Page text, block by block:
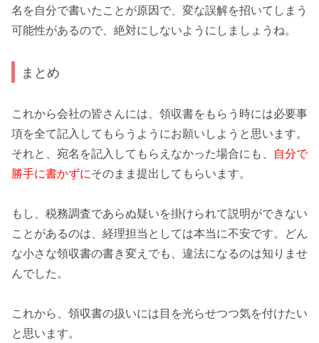
名を自分で書いたことが原因で、変な誤解を招いてしまう
可能性があるので、絶対にしないようにしましょうね。
まとめ
これから会社の皆さんには、領収書をもらう時には必要事
項を全て記入してもらうようにお願いしようと思います。
それと、宛名を記入してもらえなかった場合にも、
自分で
勝手に書かずにそのまま提出してもらいます。
もし、税務調査であらぬ疑いを掛けられて説明ができない
こと があるのは、経理担当としては本当に不安です。どん
な小さな領収書の書き変えでも、 違法になるのは知りませ
んでした。
これから、領収書の扱いには 目を光らせつつ気を付けたい
と思います。